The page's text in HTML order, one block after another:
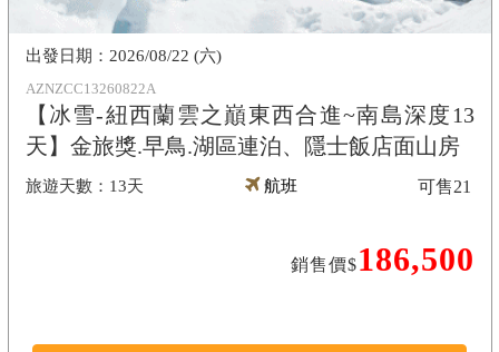
AZNZCC13260822A
【冰雪-紐西蘭雲之巔東西合進~南島深度13
天】金旅獎.早鳥.湖區連泊、隱士飯店面山房
13天
2026/08/22 (六)
航班
銷售價$186,500
可售21